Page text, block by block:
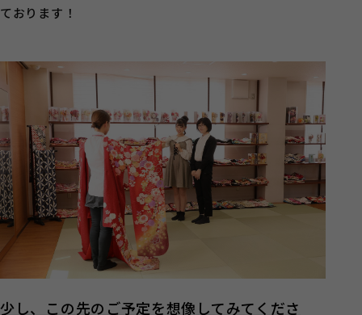
ております！
少し、この先のご予定を想像してみてくださ